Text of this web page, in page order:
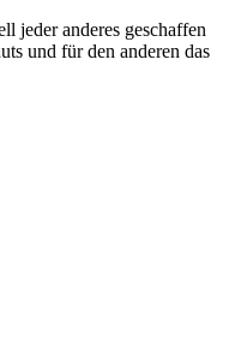
jeder anderes geschaffen
und für den anderen das